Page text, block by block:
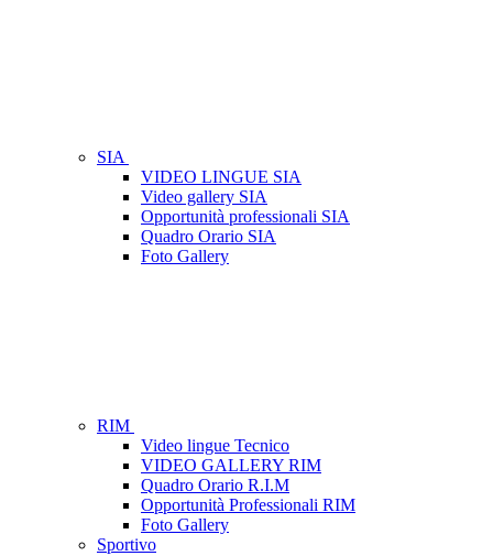
SIA
VIDEO LINGUE SIA
Video gallery SIA
Opportunità professionali SIA
Quadro Orario SIA
Foto Gallery
RIM
Video lingue Tecnico
VIDEO GALLERY RIM
Quadro Orario R.I.M
Opportunità Professionali RIM
Foto Gallery
Sportivo